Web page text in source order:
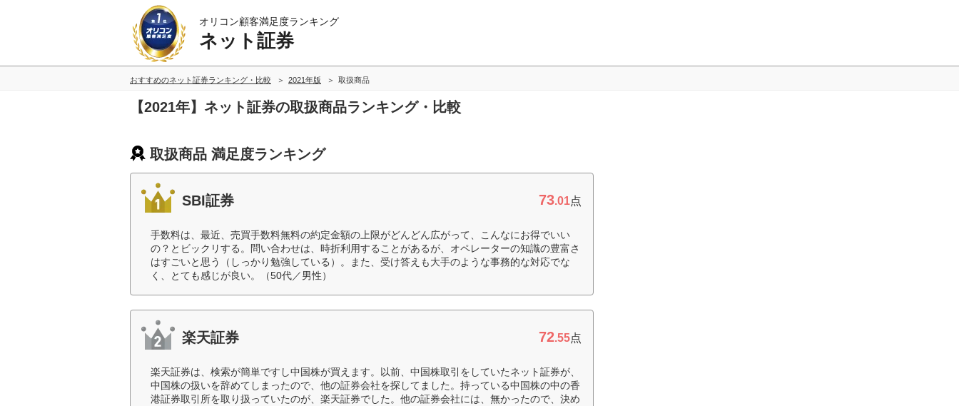
オリコン顧客満足度ランキング
ネット証券
おすすめのネット証券ランキング・比較 2021年版 取扱商品
【2021年】ネット証券の取扱商品ランキング・比較
取扱商品 満足度ランキング
SBI証券 73.01点
手数料は、最近、売買手数料無料の約定金額の上限がどんどん広がって、こんなにお得でいい
の？とビックリする。問い合わせは、時折利用することがあるが、オペレーターの知識の豊富さ
はすごいと思う（しっかり勉強している）。また、受け答えも大手のような事務的な対応でな
く、とても感じが良い。（50代／男性）
楽天証券 72.55点
楽天証券は、検索が簡単ですし中国株が買えます。以前、中国株取引をしていたネット証券が、
中国株の扱いを辞めてしまったので、他の証券会社を探してました。持っている中国株の中の香
港証券取引所を取り扱っていたのが、楽天証券でした。他の証券会社には、無かったので、決め